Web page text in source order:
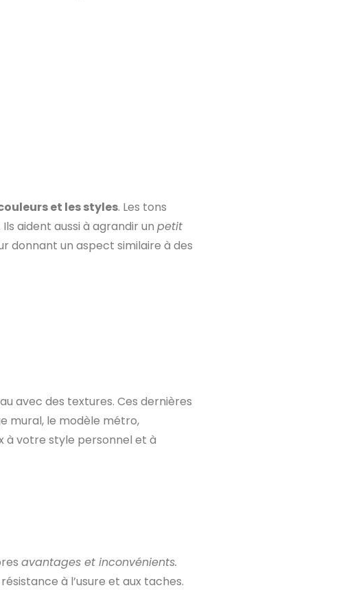
et les styles. Les tons
aident aussi à agrandir un petit
donnant un aspect similaire à des
avec des textures. Ces dernières
mural, le modèle métro,
à votre style personnel et à
avantages et inconvénients.
à l’usure et aux taches.